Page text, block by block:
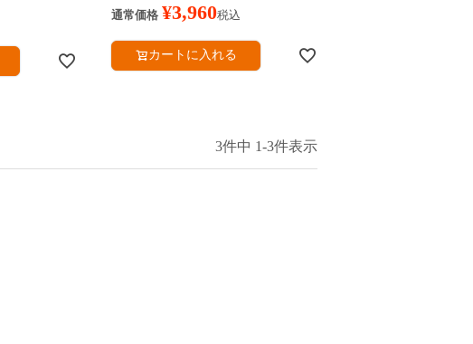
通常価格 ¥3,960税込
カートに入れる
3件中 1-3件表示